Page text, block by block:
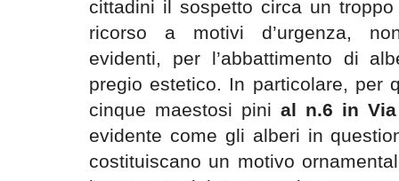
cittadini il sospetto circa un
ricorso a motivi d’urgenza,
evidenti, per l’abbattimento di
pregio estetico. In particolare, per
cinque maestosi pini al n.6 in
evidente come gli alberi in
costituiscano un motivo